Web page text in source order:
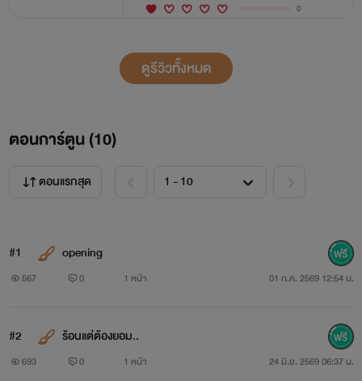
0
ดูรีวิวทั้งหมด
ตอนการ์ตูน (10)
ตอนแรกสุด
#1 opening
567 0 1 หน้า 01 ก.ค. 2569 12:54 น.
#2 ร้อนแต่ต้องยอม..
693 0 1 หน้า 24 มิ.ย. 2569 06:37 น.